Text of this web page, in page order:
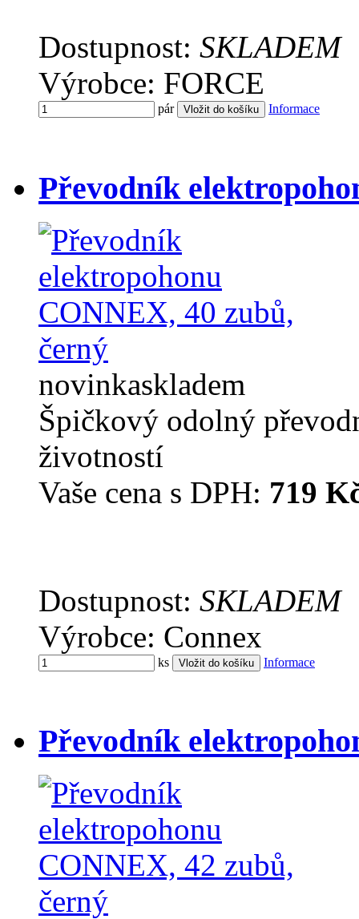
Dostupnost: SKLADEM
Výrobce: FORCE
pár Informace
Převodník
novinkaskladem
Špičkový odolný
životností
Vaše cena s DPH: 719
Dostupnost: SKLADEM
Výrobce: Connex
ks Informace
Převodník